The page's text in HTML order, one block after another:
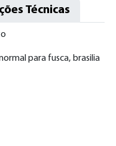
Técnicas
para fusca, brasilia